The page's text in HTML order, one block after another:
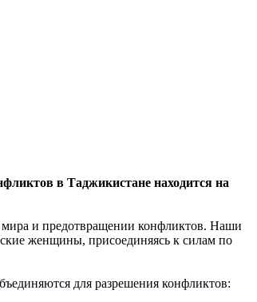
в Таджикистане находится на
и предотвращении конфликтов. Наши
женщины, присоединяясь к силам по
для разрешения конфликтов: